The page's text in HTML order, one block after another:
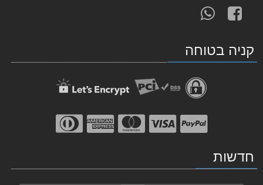
עקוב
אחרינו
facebook
WhatsAppקניה בטוחה
חדשות
בקרוב , תערובות מוכנות להכנת נקניקיות
הכי….הכי….טעימות …..
נעדכן בהמשך 🥓🥓🥓🥓
חדש….חדש….חדש…..